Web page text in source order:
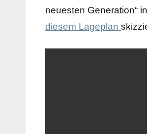
neuesten Generation“
diesem Lageplan